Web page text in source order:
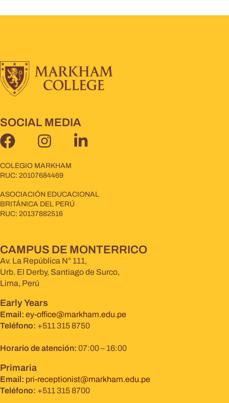
SOCIAL MEDIA
COLEGIO MARKHAM
RUC: 20107684469
ASOCIACIÓN EDUCACIONAL
BRITÁNICA DEL PERÚ
RUC: 20137882516
CAMPUS DE MONTERRICO
Av. La República N° 111,
Urb. El Derby, Santiago de Surco,
Lima, Perú
Early Years
Email: ey-office@markham.edu.pe
Teléfono: +511 315 8750
Horario de atención: 07:00 – 16:00
Primaria
Email: pri-receptionist@markham.edu.pe
Teléfono: +511 315 8700